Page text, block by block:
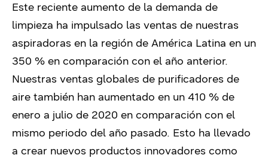
Este reciente aumento de la demanda de
limpieza ha impulsado las ventas de nuestras
aspiradoras en la región de América Latina en un
350 % en comparación con el año anterior.
Nuestras ventas globales de purificadores de
aire también han aumentado en un 410 % de
enero a julio de 2020 en comparación con el
mismo periodo del año pasado. Esto ha llevado
a crear nuevos productos innovadores como